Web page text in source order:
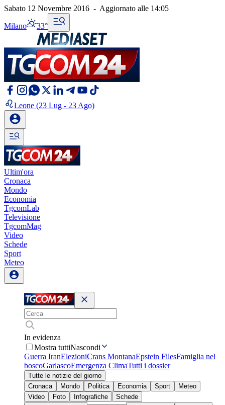
Sabato 12 Novembre 2016 - Aggiornato alle 14:05
Milano 33°
Leone (23 Lug - 23 Ago)
Ultim'ora
Cronaca
Mondo
Economia
TgcomLab
Televisione
TgcomMag
Video
Schede
Sport
Meteo
In evidenza
Mostra tuttiNascondi
Guerra IranElezioniCrans MontanaEpstein FilesFamiglia nel
boscoGarlascoEmergenza ClimaTutti i dossier
Tutte le notizie del giorno
Cronaca
Mondo Politica Economia Sport
Meteo
Video
Foto Infografiche
Schede